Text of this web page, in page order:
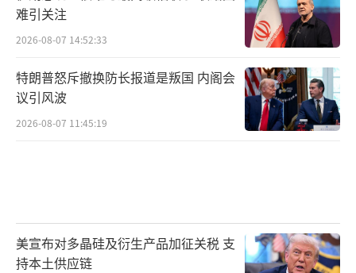
难引关注
2026-08-07 14:52:33
特朗普怒斥撤换防长报道是叛国 内阁会
议引风波
2026-08-07 11:45:19
美宣布对多晶硅及衍生产品加征关税 支
持本土供应链